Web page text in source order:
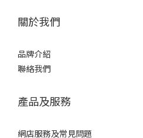
關於我們
品牌介紹
聯絡我們
產品及服務
網店服務及常見問題